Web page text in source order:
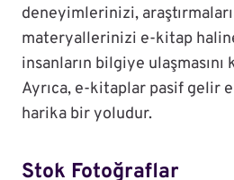
deneyimlerinizi,
materyallerinizi e-kitap
insanların bilgiye
Ayrıca, e-kitaplar pasif gelir
harika bir yoludur.
Stok Fotoğraflar